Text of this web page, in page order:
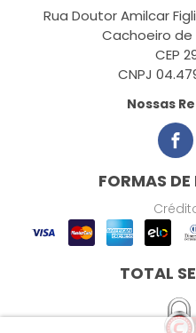
Rua Doutor Amilcar
Cachoeiro de
CEP
CNPJ
Nossas
FORMAS
TOTAL